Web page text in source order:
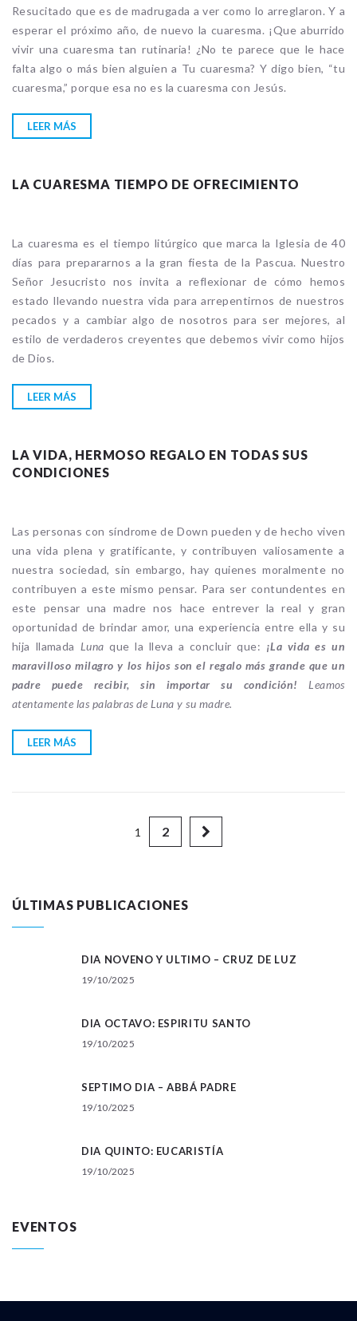
Resucitado que es de madrugada a ver como lo arreglaron. Y a
esperar el próximo año, de nuevo la cuaresma. ¡Que aburrido
vivir una cuaresma tan rutinaria! ¿No te parece que le hace
falta algo o más bien alguien a Tu cuaresma? Y digo bien, “tu
cuaresma,” porque esa no es la cuaresma con Jesús.
LEER MÁS
LA CUARESMA TIEMPO DE OFRECIMIENTO
La cuaresma es el tiempo litúrgico que marca la Iglesia de 40
días para prepararnos a la gran fiesta de la Pascua. Nuestro
Señor Jesucristo nos invita a reflexionar de cómo hemos
estado llevando nuestra vida para arrepentirnos de nuestros
pecados y a cambiar algo de nosotros para ser mejores, al
estilo de verdaderos creyentes que debemos vivir como hijos
de Dios.
LEER MÁS
LA VIDA, HERMOSO REGALO EN TODAS SUS
CONDICIONES
Las personas con síndrome de Down pueden y de hecho viven
una vida plena y gratificante, y contribuyen valiosamente a
nuestra sociedad, sin embargo, hay quienes moralmente no
contribuyen a este mismo pensar. Para ser contundentes en
este pensar una madre nos hace entrever la real y gran
oportunidad de brindar amor, una experiencia entre ella y su
hija llamada Luna que la lleva a concluir que: ¡La vida es un
maravilloso milagro y los hijos son el regalo más grande que un
padre puede recibir, sin importar su condición! Leamos
atentamente las palabras de Luna y su madre.
LEER MÁS
1 2
ÚLTIMAS PUBLICACIONES
DIA NOVENO Y ULTIMO – CRUZ DE LUZ
19/10/2025
DIA OCTAVO: ESPIRITU SANTO
19/10/2025
SEPTIMO DIA – ABBÁ PADRE
19/10/2025
DIA QUINTO: EUCARISTÍA
19/10/2025
EVENTOS